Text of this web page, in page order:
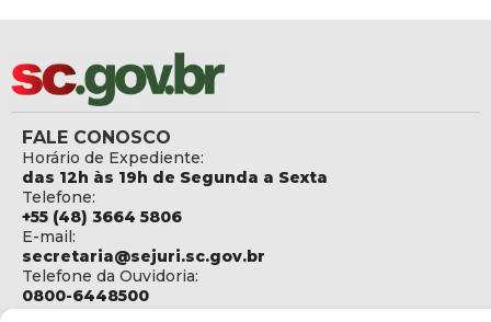
FALE CONOSCO
Horário de Expediente:
das 12h às 19h de Segunda a Sexta
Telefone:
+55 (48) 3664 5806
E-mail:
secretaria@sejuri.sc.gov.br
Telefone da Ouvidoria:
0800-6448500